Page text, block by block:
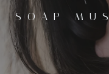
SOAP